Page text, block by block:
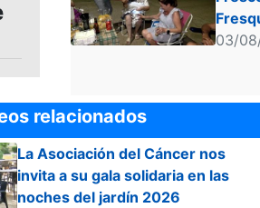
03/
relacionados
La Asociación del Cáncer nos
invita a su gala solidaria en las
noches del jardín 2026